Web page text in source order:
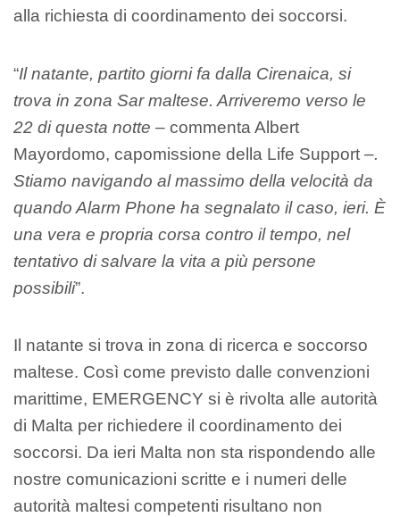
alla richiesta di coordinamento dei soccorsi.
“Il natante, partito giorni fa dalla Cirenaica, si
trova in zona Sar maltese. Arriveremo verso le
22 di questa notte – commenta Albert
Mayordomo, capomissione della Life Support –.
Stiamo navigando al massimo della velocità da
quando Alarm Phone ha segnalato il caso, ieri. È
una vera e propria corsa contro il tempo, nel
tentativo di salvare la vita a più persone
possibili”.
Il natante si trova in zona di ricerca e soccorso
maltese. Così come previsto dalle convenzioni
marittime, EMERGENCY si è rivolta alle autorità
di Malta per richiedere il coordinamento dei
soccorsi. Da ieri Malta non sta rispondendo alle
nostre comunicazioni scritte e i numeri delle
autorità maltesi competenti risultano non